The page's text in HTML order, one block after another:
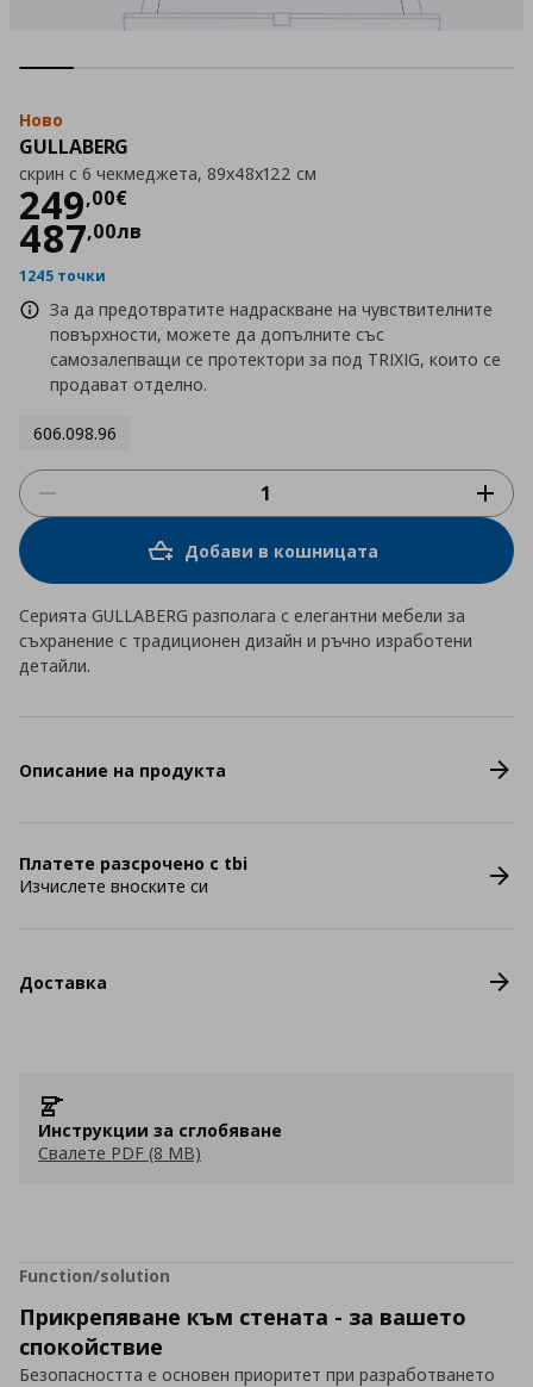
Ново
GULLABERG
скрин с 6 чекмеджета, 89x48x122 см
249,00€
Цена249,00 €
487,00лв
1245 точки
За да предотвратите надраскване на чувствителните
повърхности, можете да допълните със
самозалепващи се протектори за под TRIXIG, които се
продават отделно.
606.098.96
Добави в кошницата
Серията GULLABERG разполага с елегантни мебели за
съхранение с традиционен дизайн и ръчно изработени
детайли.
Описание на продукта
Платете разсрочено с tbi
Изчислете вноските си
Доставка
Инструкции за сглобяване
Свалете PDF (8 MB)
Function/solution
Прикрепяване към стената - за вашето
спокойствие
Безопасността е основен приоритет при разработването